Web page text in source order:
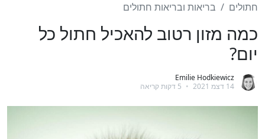
חתולים בריאות ובריאות חתולים
כמה מזון רטוב להאכיל חתול כל
יום?
Emilie Hodkiewicz
14 דצמ 2021
•